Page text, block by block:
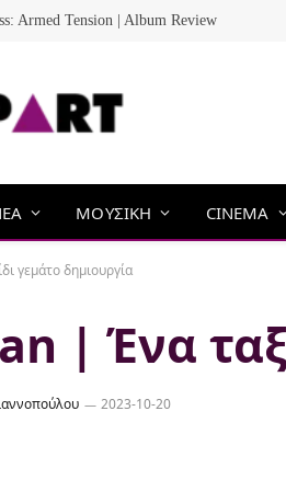
Armed Tension | Album Review
ΜΟΥΣΙΚΗ CINEMA
γεμάτο δημιουργία
| Ένα
2023-10-20